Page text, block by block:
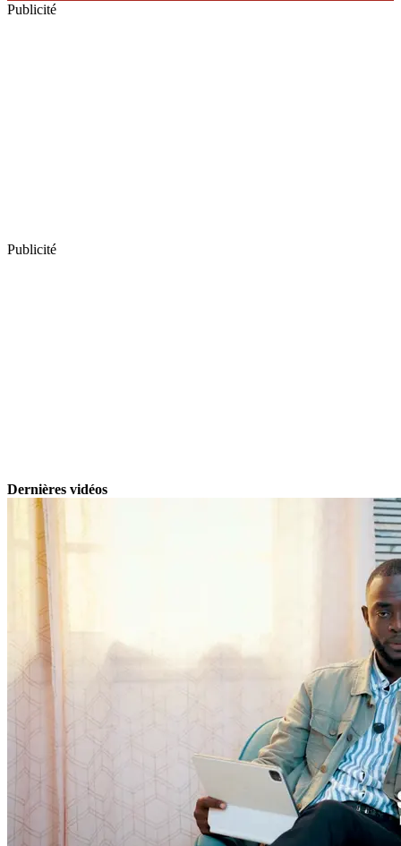
Publicité
Publicité
Dernières vidéos